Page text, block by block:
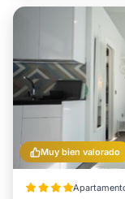
Muy bien valorado